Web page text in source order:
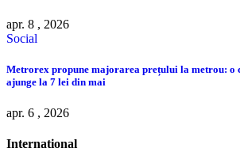
apr. 8 , 2026
Social
Metrorex propune majorarea prețului la metrou: o
ajunge la 7 lei din mai
apr. 6 , 2026
International